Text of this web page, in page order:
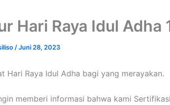
Hari Raya Idul Adha
/Juni 28, 2023
Hari Raya Idul Adha bagi yang merayakan.
memberi informasi bahwa kami